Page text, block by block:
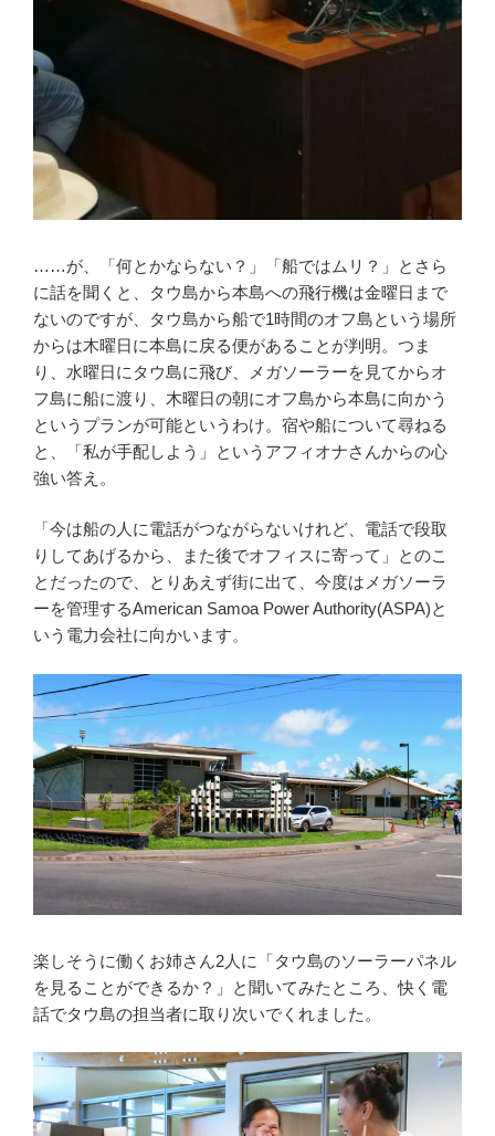
……が、「何とかならない？」「船ではムリ？」とさら
に話を聞くと、タウ島から本島への飛行機は金曜日まで
ないのですが、タウ島から船で1時間のオフ島という場所
からは木曜日に本島に戻る便があることが判明。つま
り、水曜日にタウ島に飛び、メガソーラーを見てからオ
フ島に船に渡り、木曜日の朝にオフ島から本島に向かう
というプランが可能というわけ。宿や船について尋ねる
と、「私が手配しよう」というアフィオナさんからの心
強い答え。
「今は船の人に電話がつながらないけれど、電話で段取
りしてあげるから、また後でオフィスに寄って」とのこ
とだったので、とりあえず街に出て、今度はメガソーラ
ーを管理するAmerican Samoa Power Authority(ASPA)と
いう電力会社に向かいます。
楽しそうに働くお姉さん2人に「タウ島のソーラーパネル
を見ることができるか？」と聞いてみたところ、快く電
話でタウ島の担当者に取り次いでくれました。